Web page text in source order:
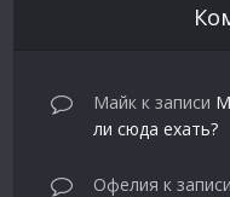
Майк к записи
ли сюда ехать?
Офелия к записи